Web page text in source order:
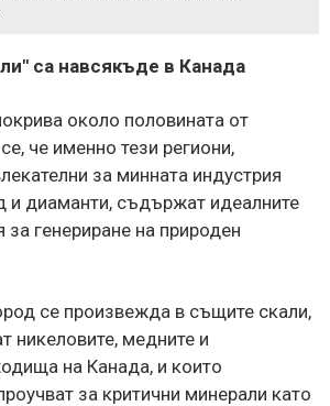
са навсякъде в Канада
около половината от
че именно тези региони,
за минната индустрия
и диаманти, съдържат идеалните
за генериране на природен
се произвежда в същите скали,
никеловите, медните и
на Канада, и които
за критични минерали като